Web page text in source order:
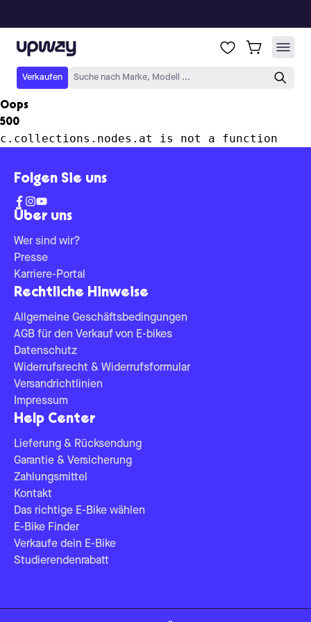
Upway
Verkaufen Suche nach Marke, Modell ...
Oops
500
c.collections.nodes.at is not a function
Über uns
Wer sind wir?
Presse
Karriere-Portal
Rechtliche Hinweise
Allgemeine Geschäftsbedingungen
AGB für den Verkauf von E-bikes
Datenschutz
Widerrufsrecht & Widerrufsformular
Versandrichtlinien
Impressum
Help Center
Lieferung & Rücksendung
Garantie & Versicherung
Zahlungsmittel
Kontakt
Das richtige E-Bike wählen
E-Bike Finder
Verkaufe dein E-Bike
Studierendenrabatt
Folgen Sie uns